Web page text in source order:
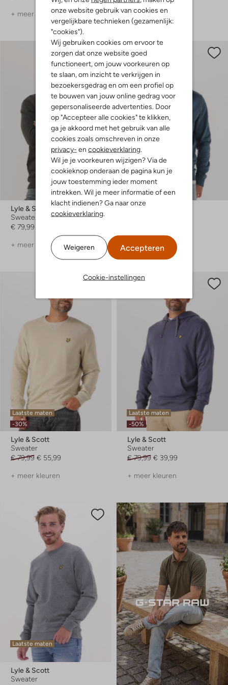
onze website gebruik van cookies en
vergelijkbare technieken (gezamenlijk:
"cookies").
Wij gebruiken cookies om ervoor te
zorgen dat onze website goed
functioneert, om jouw voorkeuren op
te slaan, om inzicht te verkrijgen in
bezoekersgedrag en om een profiel op
te bouwen van jouw online gedrag voor
gepersonaliseerde advertenties. Door
op "Accepteer alle cookies" te klikken,
ga je akkoord met het gebruik van alle
cookies zoals omschreven in onze
privacy- en cookieverklaring
Wil je je voorkeuren wijzigen? Via de
cookieknop onderaan de pagina kun je
jouw toestemming ieder moment
intrekken. Wil je meer informatie of een
klacht indienen? Ga naar onze
cookieverklaring
Weigeren Accepteren
Cookie-instellingen
+ meer kleuren + meer kleuren
Lyle & Scott
Sweater
€ 79,99
+ meer kleuren
Laatste items
-30%
Lyle & Scott
+ meer kleuren
Laatste maten
-30%
Lyle & Scott
Sweater
€ 79,99 € 55,99
+ meer kleuren
Laatste maten
-50%
Lyle & Scott
Sweater
€ 79,99 € 39,99
+ meer kleuren
Laatste maten
Lyle & Scott
Sweater